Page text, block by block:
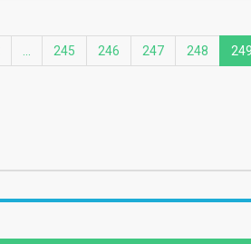
245 246 247 248 249